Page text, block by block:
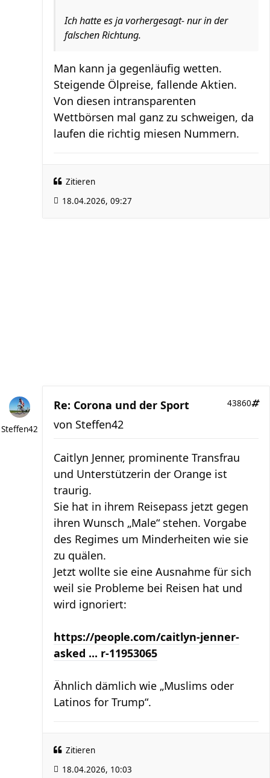
Ich hatte es ja vorhergesagt- nur in der
falschen Richtung.
Man kann ja gegenläufig wetten.
Steigende Ölpreise, fallende Aktien.
Von diesen intransparenten
Wettbörsen mal ganz zu schweigen, da
laufen die richtig miesen Nummern.
Zitieren
18.04.2026, 09:27
Steffen42
Re: Corona und der Sport 43860
von Steffen42
Caitlyn Jenner, prominente Transfrau
und Unterstützerin der Orange ist
traurig.
Sie hat in ihrem Reisepass jetzt gegen
ihren Wunsch „Male“ stehen. Vorgabe
des Regimes um Minderheiten wie sie
zu quälen.
Jetzt wollte sie eine Ausnahme für sich
weil sie Probleme bei Reisen hat und
wird ignoriert:
https://people.com/caitlyn-jenner-
asked ... r-11953065
Ähnlich dämlich wie „Muslims oder
Latinos for Trump“.
Zitieren
18.04.2026, 10:03